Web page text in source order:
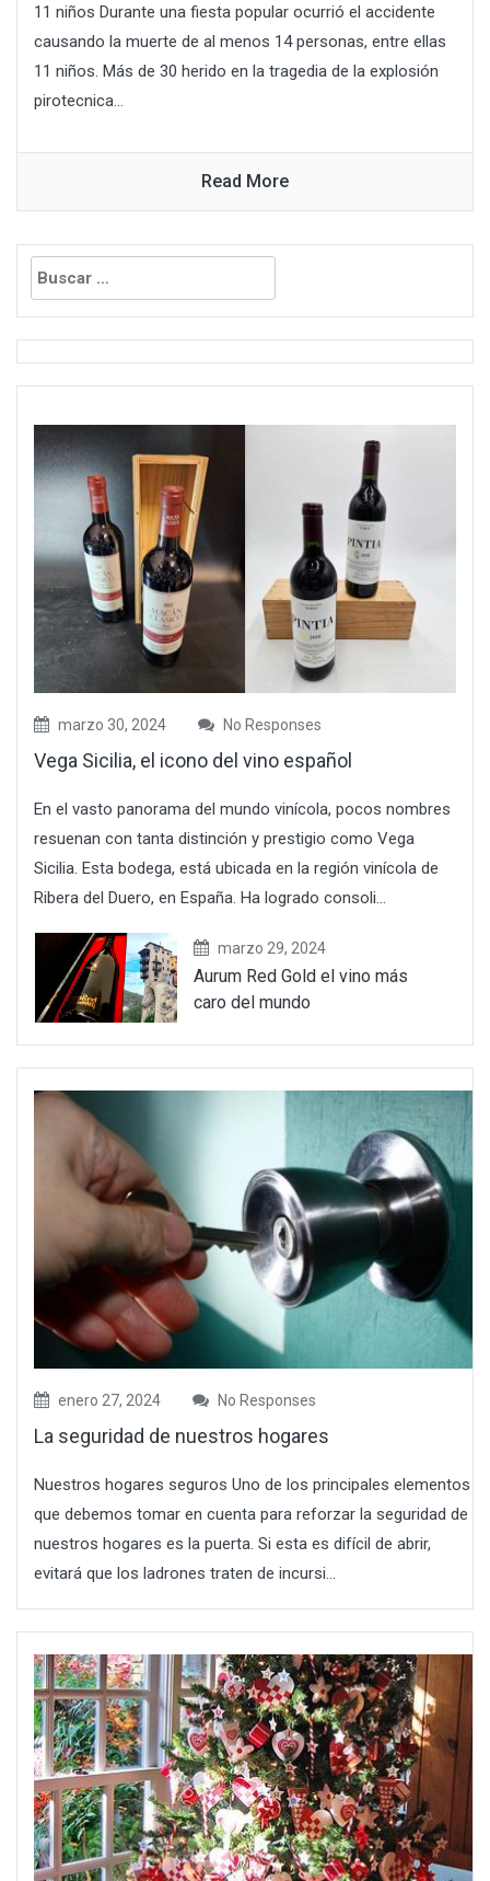
11 niños Durante una fiesta popular ocurrió el accidente
causando la muerte de al menos 14 personas, entre ellas
11 niños. Más de 30 herido en la tragedia de la explosión
pirotecnica...
Read More
Buscar:
marzo 30, 2024 No Responses
Vega Sicilia, el icono del vino español
En el vasto panorama del mundo vinícola, pocos nombres
resuenan con tanta distinción y prestigio como Vega
Sicilia. Esta bodega, está ubicada en la región vinícola de
Ribera del Duero, en España. Ha logrado consoli...
marzo 29, 2024
Aurum Red Gold el vino más
caro del mundo
enero 27, 2024 No Responses
La seguridad de nuestros hogares
Nuestros hogares seguros Uno de los principales elementos
que debemos tomar en cuenta para reforzar la seguridad de
nuestros hogares es la puerta. Si esta es difícil de abrir,
evitará que los ladrones traten de incursi...